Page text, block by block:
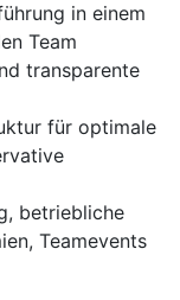
in einem
Team
transparente
für optimale
betriebliche
Teamevents